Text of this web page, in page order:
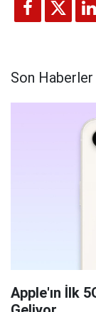
Son Haberler
Apple'ın İlk